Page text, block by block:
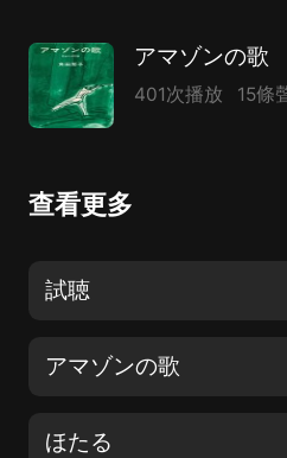
アマゾンの歌
401次播放 15條
查看更多
試聴
アマゾンの歌
ほたる